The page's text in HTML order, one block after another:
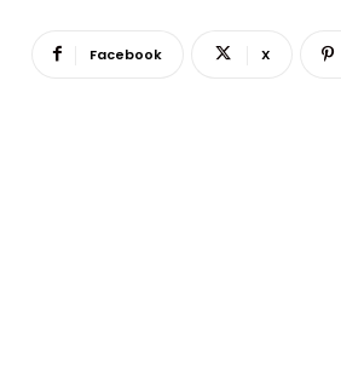
Facebook X